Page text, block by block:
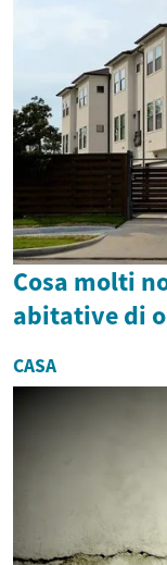
Cosa molti
abitative di
CASA